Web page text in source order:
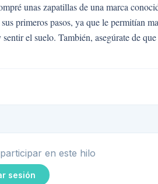
unas zapatillas de una marca
primeros pasos, ya que le permitían
el suelo. También, asegúrate de
en este hilo
sesión